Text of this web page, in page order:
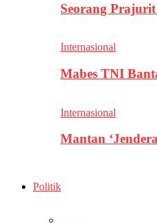
Seorang
Internasional
Mabes TNI
Internasional
Mantan
Politik